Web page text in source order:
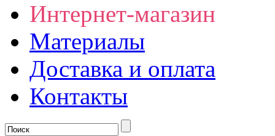
Интернет-магазин
Материалы
Доставка и оплата
Контакты